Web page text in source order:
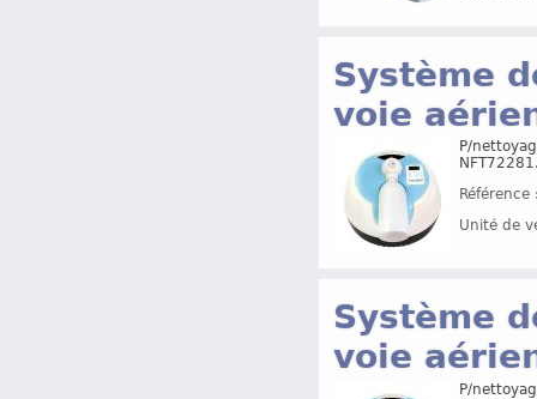
Système
voie
P/
Unité de
Système
voie
P/